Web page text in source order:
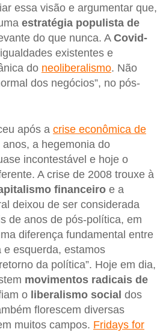
essa visão e argumentar que,
estratégia populista de
do que nunca. A Covid-
existentes e
do neoliberalismo. Não
dos negócios”, no pós-
após a crise econômica de
a hegemonia do
incontestável e hoje o
A crise de 2008 trouxe à
financeiro e a
deixou de ser considerada
de anos de pós-política, em
diferença fundamental entre
esquerda, estamos
da política”. Hoje em dia,
movimentos radicais de
o liberalismo social dos
florescem diversas
muitos campos. Fridays for